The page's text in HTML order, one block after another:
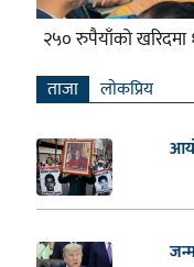
२५० रुपैयाँको
ताजा लाेकप्रिय